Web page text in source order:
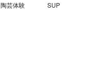
陶芸体験 SUP